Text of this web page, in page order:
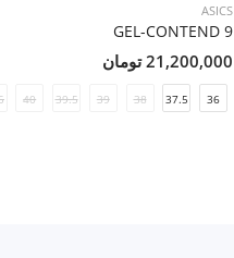
ASICS
GEL-CONTEND 9
21,200,000 تومان
36
37.5
38
39
39.5
40